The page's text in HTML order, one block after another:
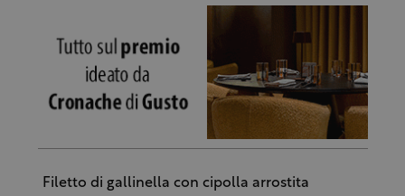
Filetto di gallinella con cipolla arrostita